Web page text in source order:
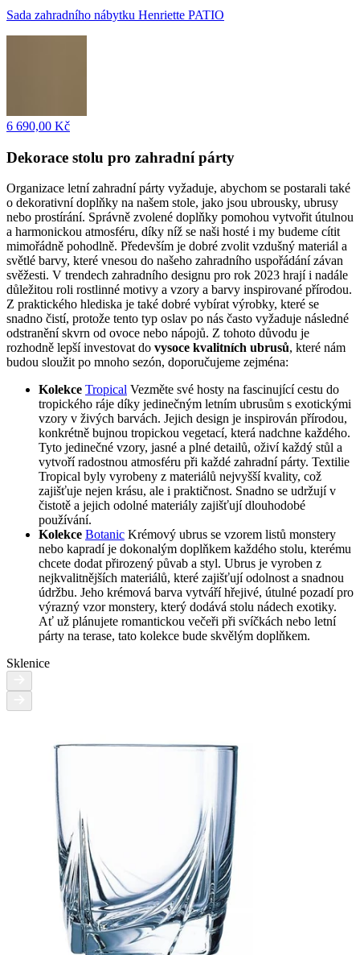
Sada zahradního nábytku Henriette PATIO
6 690,00 Kč
Dekorace stolu pro zahradní párty
Organizace letní zahradní párty vyžaduje, abychom se postarali také
o dekorativní doplňky na našem stole, jako jsou ubrousky, ubrusy
nebo prostírání. Správně zvolené doplňky pomohou vytvořit útulnou
a harmonickou atmosféru, díky níž se naši hosté i my budeme cítit
mimořádně pohodlně. Především je dobré zvolit vzdušný materiál a
světlé barvy, které vnesou do našeho zahradního uspořádání závan
svěžesti. V trendech zahradního designu pro rok 2023 hrají i nadále
důležitou roli rostlinné motivy a vzory a barvy inspirované přírodou.
Z praktického hlediska je také dobré vybírat výrobky, které se
snadno čistí, protože tento typ oslav po nás často vyžaduje následné
odstranění skvrn od ovoce nebo nápojů. Z tohoto důvodu je
rozhodně lepší investovat do vysoce kvalitních ubrusů, které nám
budou sloužit po mnoho sezón, doporučujeme zejména:
Kolekce Tropical Vezměte své hosty na fascinující cestu do
tropického ráje díky jedinečným letním ubrusům s exotickými
vzory v živých barvách. Jejich design je inspirován přírodou,
konkrétně bujnou tropickou vegetací, která nadchne každého.
Tyto jedinečné vzory, jasné a plné detailů, oživí každý stůl a
vytvoří radostnou atmosféru při každé zahradní párty. Textilie
Tropical byly vyrobeny z materiálů nejvyšší kvality, což
zajišťuje nejen krásu, ale i praktičnost. Snadno se udržují v
čistotě a jejich odolné materiály zajišťují dlouhodobé
používání.
Kolekce Botanic Krémový ubrus se vzorem listů monstery
nebo kapradí je dokonalým doplňkem každého stolu, kterému
chcete dodat přirozený půvab a styl. Ubrus je vyroben z
nejkvalitnějších materiálů, které zajišťují odolnost a snadnou
údržbu. Jeho krémová barva vytváří hřejivé, útulné pozadí pro
výrazný vzor monstery, který dodává stolu nádech exotiky.
Ať už plánujete romantickou večeři při svíčkách nebo letní
párty na terase, tato kolekce bude skvělým doplňkem.
Sklenice